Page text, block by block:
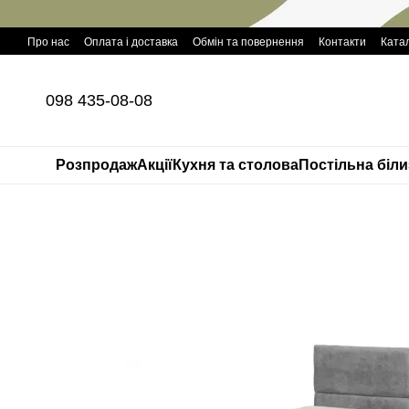
Про нас Оплата і доставка Обмін та повернення Контакти
098 435-08-08
РозпродажАкціїКухня та столоваПостільна